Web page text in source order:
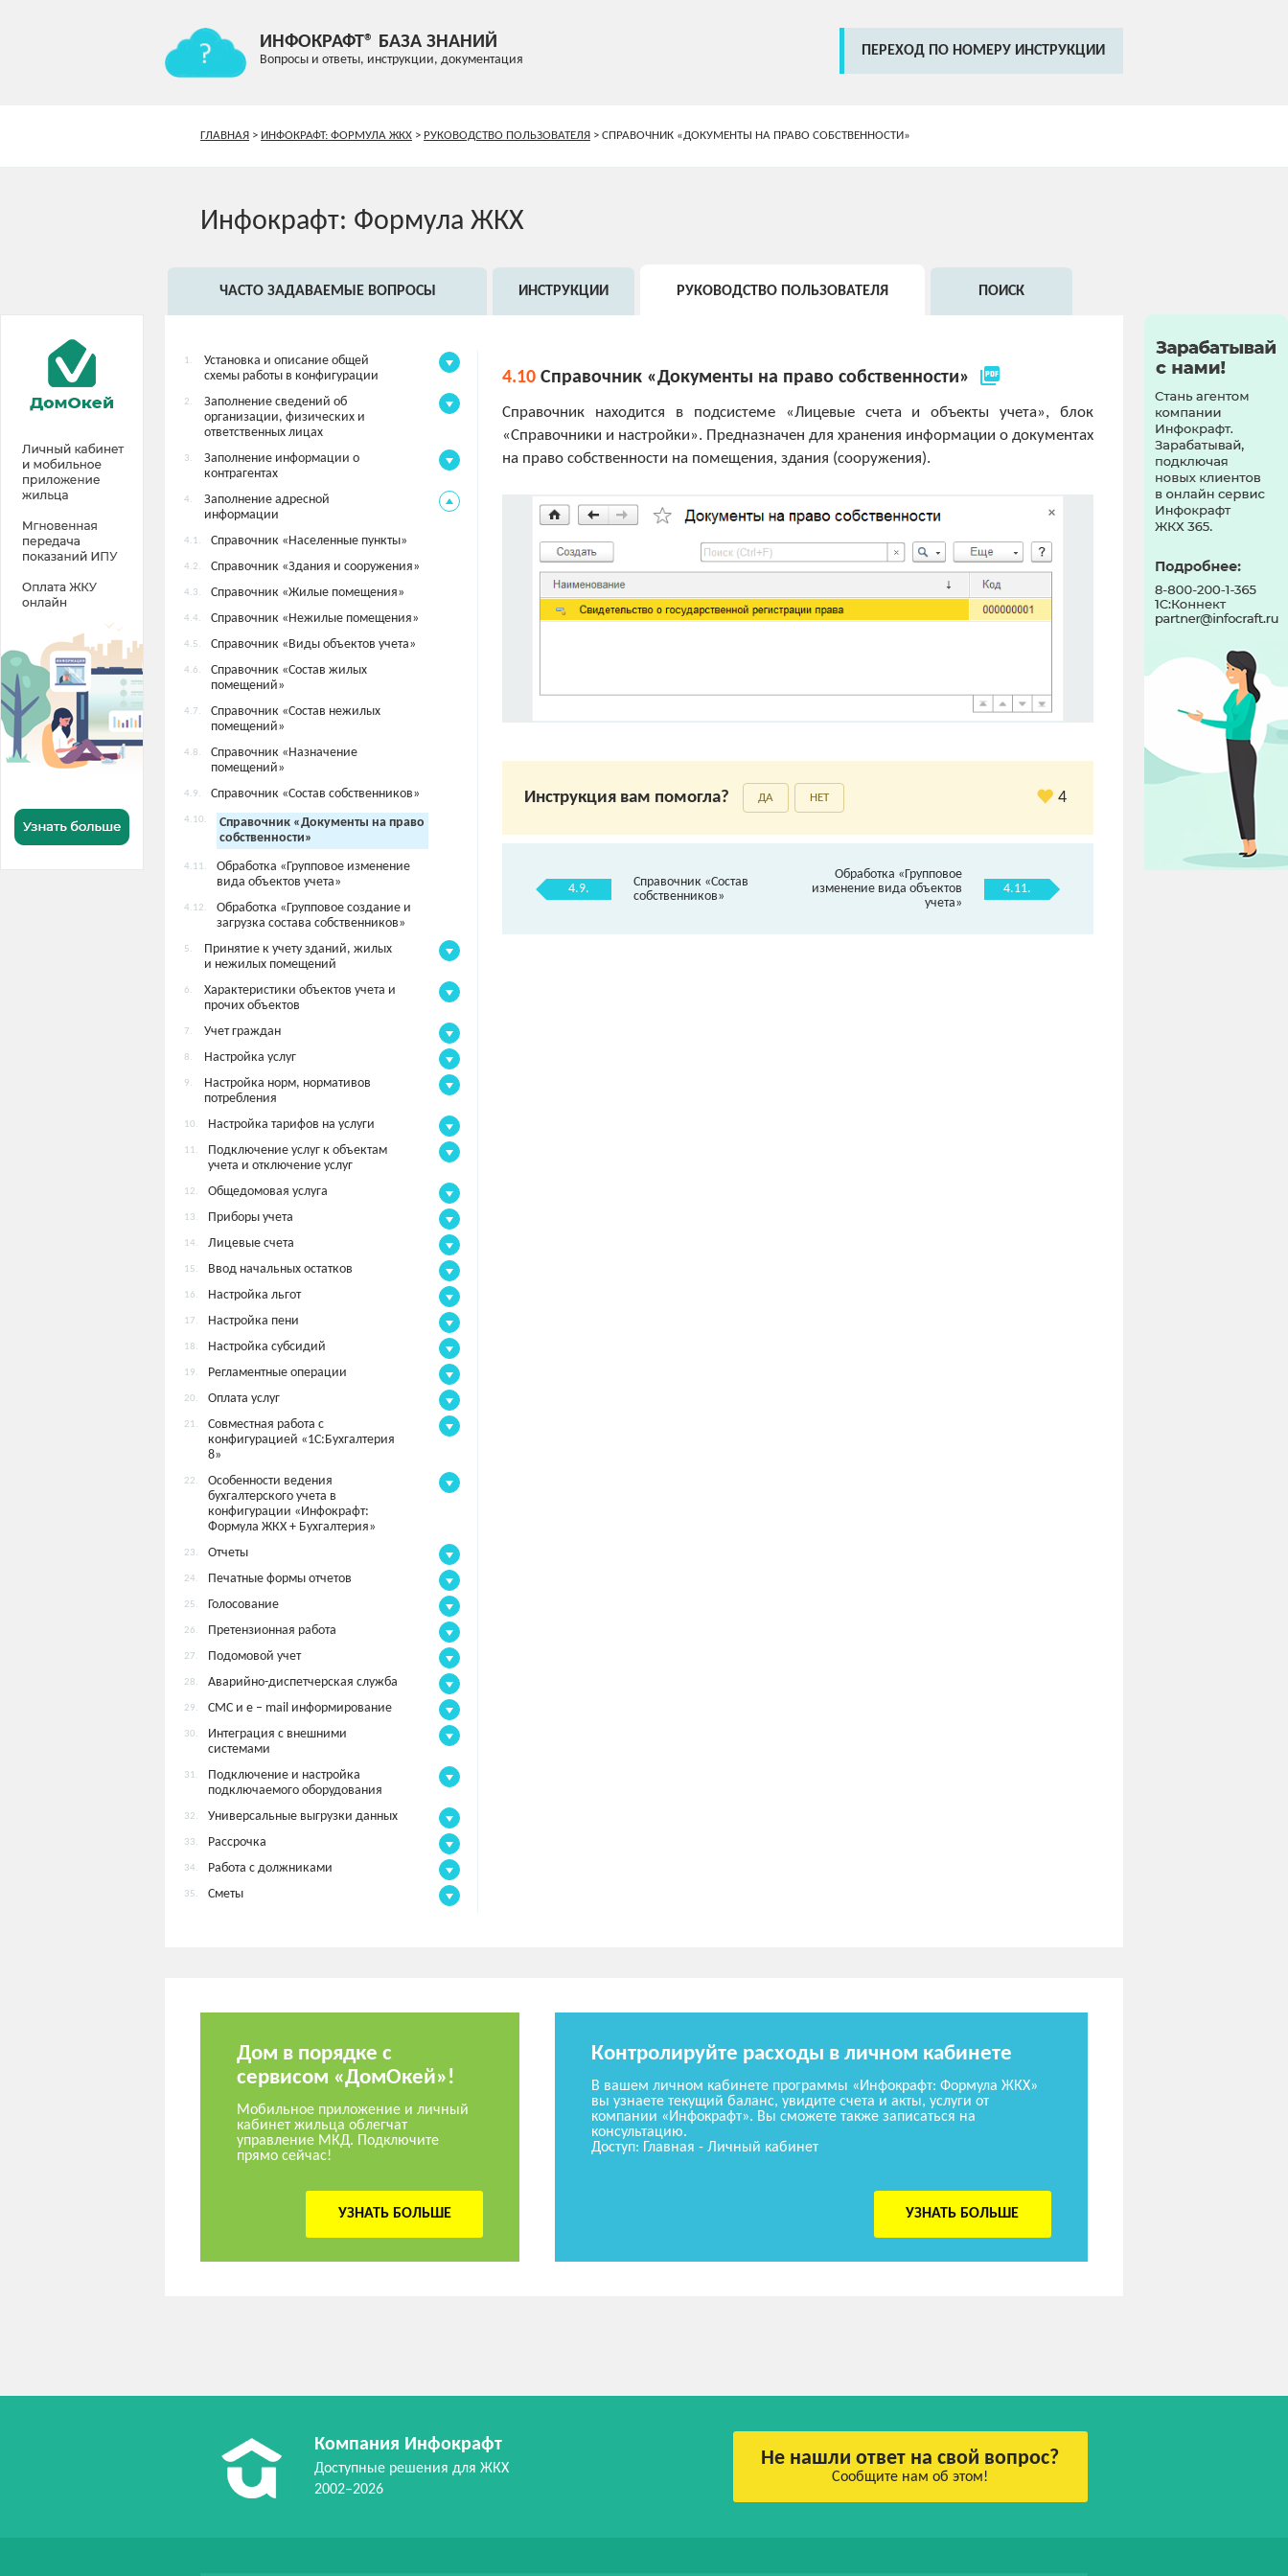
ИНФОКРАФТ® БАЗА ЗНАНИЙ
Вопросы и ответы, инструкции, документация
ПЕРЕХОД ПО НОМЕРУ ИНСТРУКЦИИ
ГЛАВНАЯ > ИНФОКРАФТ: ФОРМУЛА ЖКХ > РУКОВОДСТВО ПОЛЬЗОВАТЕЛЯ >СПРАВОЧНИК «ДОКУМЕНТЫ НА ПРАВО СОБСТВЕННОСТИ»
Инфокрафт: Формула ЖКХ
ЧАСТО ЗАДАВАЕМЫЕ ВОПРОСЫ ИНСТРУКЦИИ РУКОВОДСТВО ПОЛЬЗОВАТЕЛЯ ПОИСК
1.
Установка и описание общей
схемы работы в конфигурации
2.
Заполнение сведений об
организации, физических и
ответственных лицах
3.
Заполнение информации о
контрагентах
4.
Заполнение адресной
информации
4.1. Справочник «Населенные пункты»
4.2. Справочник «Здания и сооружения»
4.3. Справочник «Жилые помещения»
4.4. Справочник «Нежилые помещения»
4.5. Справочник «Виды объектов учета»
4.6.
Справочник «Состав жилых
помещений»
4.7.
Справочник «Состав нежилых
помещений»
4.8.
Справочник «Назначение
помещений»
4.9. Справочник «Состав собственников»
4.10.
Справочник «Документы на право
собственности»
4.11.
Обработка «Групповое изменение
вида объектов учета»
4.12.
Обработка «Групповое создание и
загрузка состава собственников»
5.
Принятие к учету зданий, жилых
и нежилых помещений
6.
Характеристики объектов учета и
прочих объектов
7. Учет граждан
8. Настройка услуг
9.
Настройка норм, нормативов
потребления
10. Настройка тарифов на услуги
11.
Подключение услуг к объектам
учета и отключение услуг
12. Общедомовая услуга
13. Приборы учета
14. Лицевые счета
15. Ввод начальных остатков
16. Настройка льгот
17. Настройка пени
18. Настройка субсидий
19. Регламентные операции
20. Оплата услуг
21.
Совместная работа с
конфигурацией «1С:Бухгалтерия
8»
22.
Особенности ведения
бухгалтерского учета в
конфигурации «Инфокрафт:
Формула ЖКХ + Бухгалтерия»
23. Отчеты
24. Печатные формы отчетов
25. Голосование
26. Претензионная работа
27. Подомовой учет
28. Аварийно-диспетчерская служба
29. СМС и e – mail информирование
30.
Интеграция с внешними
системами
31.
Подключение и настройка
подключаемого оборудования
32. Универсальные выгрузки данных
33. Рассрочка
34. Работа с должниками
35. Сметы
4.10 Справочник «Документы на право собственности» picture_as_pdf
Справочник находится в подсистеме «Лицевые счета и объекты учета», блок
«Справочники и настройки». Предназначен для хранения информации о документах
на право собственности на помещения, здания (сооружения).
Инструкция вам помогла? ДА НЕТ 4
4.9.
Справочник «Состав
собственников»
Обработка «Групповое
изменение вида объектов
учета»
4.11.
Дом в порядке с
сервисом «ДомОкей»!
Мобильное приложение и личный
кабинет жильца облегчат
управление МКД. Подключите
прямо сейчас!
УЗНАТЬ БОЛЬШЕ
Контролируйте расходы в личном кабинете
В вашем личном кабинете программы «Инфокрафт: Формула ЖКХ»
вы узнаете текущий баланс, увидите счета и акты, услуги от
компании «Инфокрафт». Вы сможете также записаться на
консультацию.
Доступ: Главная - Личный кабинет
УЗНАТЬ БОЛЬШЕ
Компания Инфокрафт
Доступные решения для ЖКХ
2002–2026
Не нашли ответ на свой вопрос?
Сообщите нам об этом!